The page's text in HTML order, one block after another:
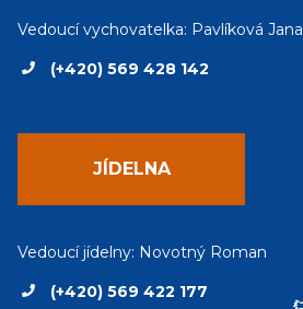
Vedoucí vychovatelka: Pavlíková Jana
(+420) 569 428 142
JÍDELNA
Vedoucí jídelny: Novotný Roman
(+420) 569 422 177